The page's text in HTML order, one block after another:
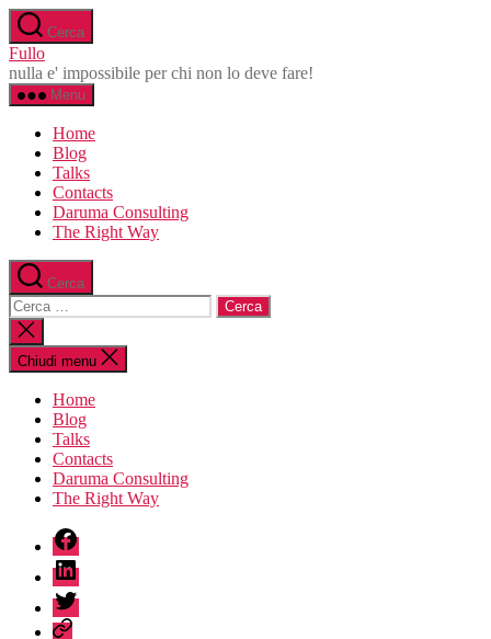
Salta
al
contenuto
Cerca
Fullo
nulla e' impossibile per chi non lo deve fare!
Menu
Home
Blog
Talks
Contacts
Daruma Consulting
The Right Way
Cerca
Cerca:
Chiudi
la
ricerca
Chiudi menu
Home
Blog
Talks
Contacts
Daruma Consulting
The Right Way
fb
linkedin
twitter
sessionize